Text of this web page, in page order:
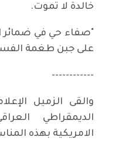
خالدة لا تموت.
"صفاء حي في ضمائر
على جبن طغمة
------------
والقى الزميل
الديمقراطي
الامريكية بهذه